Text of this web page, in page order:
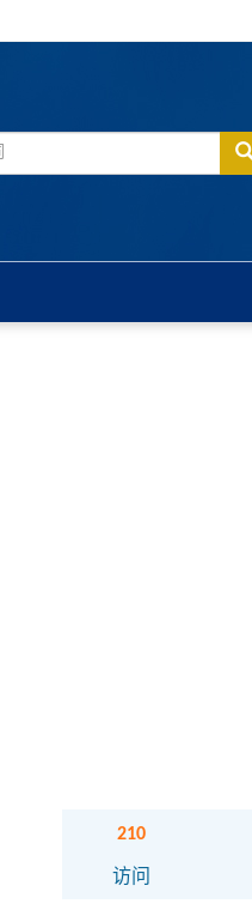
210
访问